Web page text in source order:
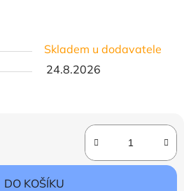
Skladem u dodavatele
24.8.2026
DO KOŠÍKU